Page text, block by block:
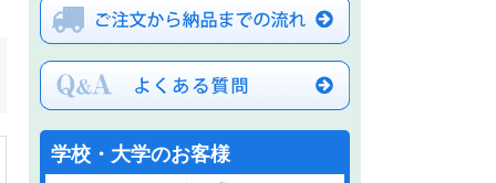
学校・大学のお客様